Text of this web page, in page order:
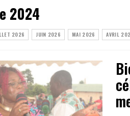
2024
2026 JUIN 2026 MAI 2026 AVRIL